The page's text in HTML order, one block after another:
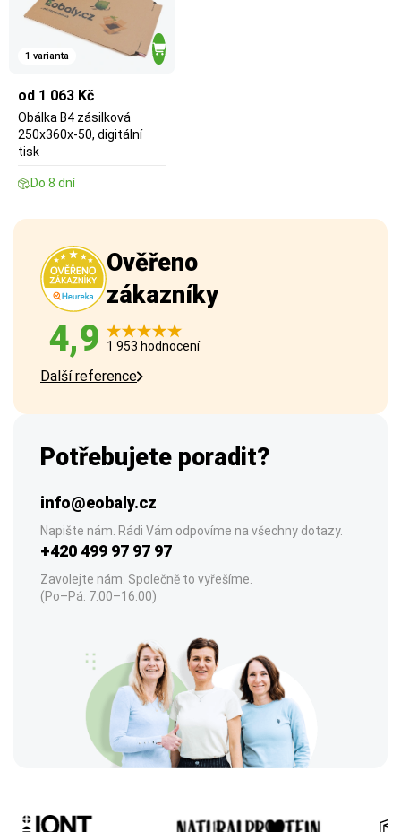
1 varianta
od 1 063 Kč
Obálka B4 zásilková
250x360x-50, digitální
tisk
Do 8 dní
Ověřeno
zákazníky
4,9 1 953 hodnocení
Další reference
Potřebujete poradit?
info@eobaly.cz
Napište nám. Rádi Vám odpovíme na všechny dotazy.
+420 499 97 97 97
Zavolejte nám. Společně to vyřešíme.
(Po–Pá: 7:00–16:00)